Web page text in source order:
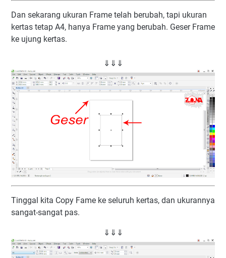
Dan sekarang ukuran Frame telah berubah, tapi ukuran
kertas tetap A4, hanya Frame yang berubah. Geser Frame
ke ujung kertas.
⇓⇓⇓
Tinggal kita Copy Fame ke seluruh kertas, dan ukurannya
sangat-sangat pas.
⇓⇓⇓